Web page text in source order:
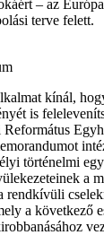
– az
terve felett.
kínál,
is
Református
történelmi
a
rendkívüli
a következő